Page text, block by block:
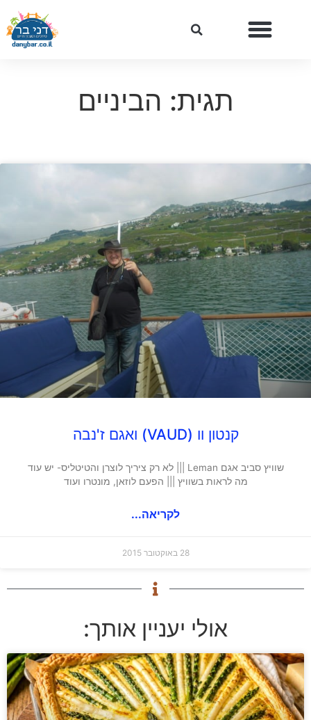
תגית: הביניים
קנטון וו (VAUD) ואגם ז'נבה
שוויץ סביב אגם Leman ||| לא רק ציריך לוצרן והטיטליס- יש עוד
מה לראות בשוויץ ||| הפעם לוזאן, מונטרו ועוד
לקריאה...
28 באוקטובר 2015
אולי יעניין אותך: